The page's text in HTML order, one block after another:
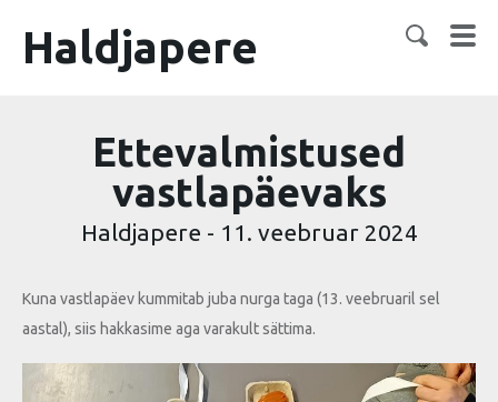
Haldjapere
Ettevalmistused
vastlapäevaks
Haldjapere - 11. veebruar 2024
Kuna vastlapäev kummitab juba nurga taga (13. veebruaril sel
aastal), siis hakkasime aga varakult sättima.